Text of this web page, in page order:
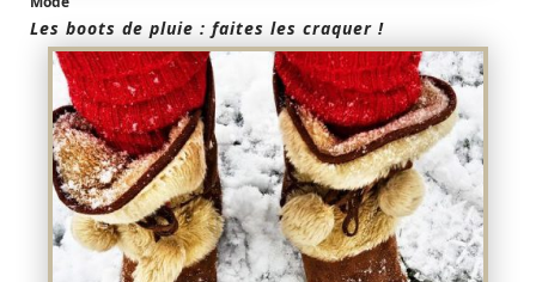
Les boots de pluie : faites les craquer !